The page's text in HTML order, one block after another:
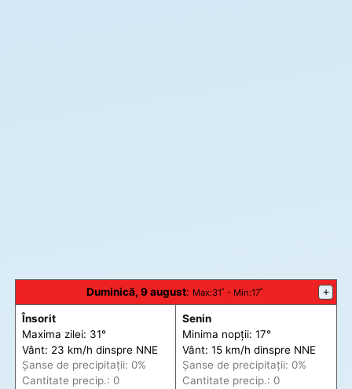
Duminică, 9 august: Max:31˚ - Min:17˚ +
Însorit
Maxima zilei: 31°
Vânt: 23 km/h dinspre NNE
Șanse de precipitații: 0%
Cantitate precip.: 0
Senin
Minima nopții: 17°
Vânt: 15 km/h dinspre NNE
Șanse de precipitații: 0%
Cantitate precip.: 0